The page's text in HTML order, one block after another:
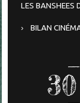
LES BANSHEES
BILAN
30